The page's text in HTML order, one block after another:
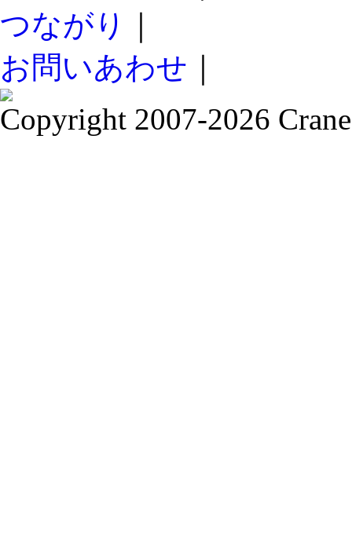
つながり
お問いあわせ
Copyright 2007-2026